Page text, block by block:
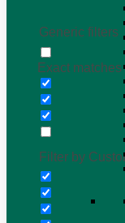
Generic filters
Exact
Filter by